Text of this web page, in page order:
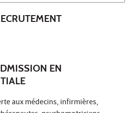
EN
aux médecins, infirmières,